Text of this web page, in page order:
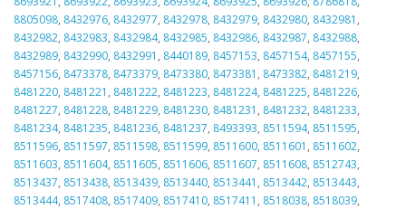
8805098, 8432976, 8432977, 8432978, 8432979, 8432980, 8432981 ,
8432982, 8432983, 8432984, 8432985, 8432986, 8432987, 8432988,
8432989, 8432990, 8432991 , 8440189, 8457153, 8457154, 8457155,
8457156, 8473378, 8473379, 8473380, 8473381 , 8473382, 8481219,
8481220, 8481221 , 8481222, 8481223, 8481224, 8481225, 8481226,
8481227, 8481228, 8481229, 8481230, 8481231 , 8481232, 8481233,
8481234, 8481235, 8481236, 8481237, 8493393, 8511594, 8511595,
8511596, 8511597, 8511598, 8511599, 8511600, 8511601 , 8511602,
8511603, 8511604, 8511605, 8511606, 8511607, 8511608, 8512743,
8513437, 8513438, 8513439, 8513440, 8513441 , 8513442, 8513443,
8513444, 8517408, 8517409, 8517410, 8517411 , 8518038, 8518039,